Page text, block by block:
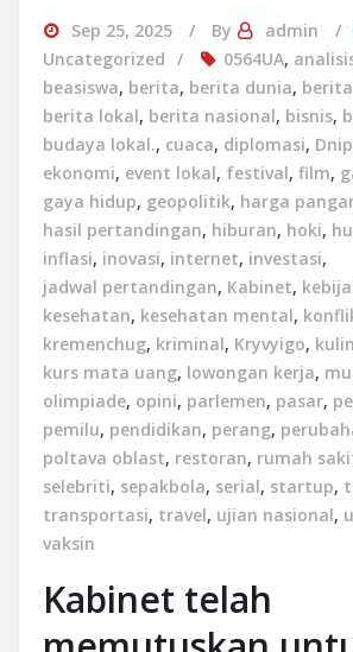
Sep 25, 2025 By
admin
Uncategorized
0564UA,
beasiswa, berita, berita dunia,
berita lokal, berita nasional, bisnis,
budaya lokal., cuaca, diplomasi,
ekonomi, event lokal, festival, film,
gaya hidup, geopolitik, harga
hasil pertandingan, hiburan, hoki,
inflasi, inovasi, internet, investasi,
jadwal pertandingan, Kabinet,
kesehatan, kesehatan mental,
kremenchug, kriminal, Kryvyigo,
kurs mata uang, lowongan kerja,
olimpiade, opini, parlemen, pasar,
pemilu, pendidikan, perang,
poltava oblast, restoran, rumah
selebriti, sepakbola, serial, startup,
transportasi, travel, ujian nasional,
vaksin
Kabinet telah